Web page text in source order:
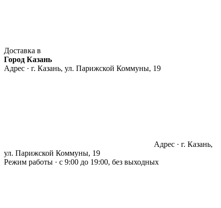
Доставка в
Город Казань
Адрес · г. Казань, ул. Парижской Коммуны, 19
Адрес · г. Казань,
ул. Парижской Коммуны, 19
Режим работы · с 9:00 до 19:00, без выходных